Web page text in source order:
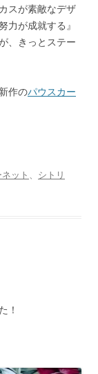
スが素敵なデザ
力が成就する』
、きっとステー
作のパウスカー
ット 、 シトリ
！